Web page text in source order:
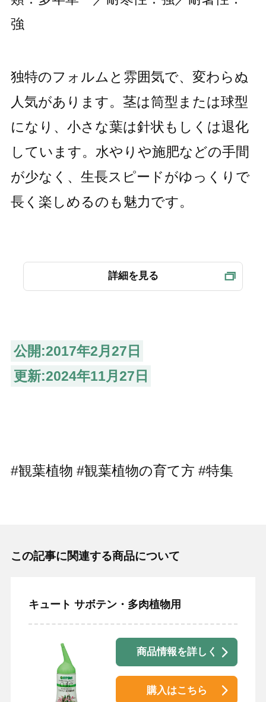
強
独特のフォルムと雰囲気で、変わらぬ
人気があります。茎は筒型または球型
になり、小さな葉は針状もしくは退化
しています。水やりや施肥などの手間
が少なく、生長スピードがゆっくりで
長く楽しめるのも魅力です。
詳細を見る
公開:2017年2月27日
更新:2024年11月27日
#観葉植物 #観葉植物の育て方 #特集
この記事に関連する商品について
キュート サボテン・多肉植物用
商品情報を詳しく
購入はこちら